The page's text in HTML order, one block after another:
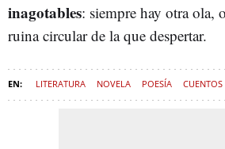
inagotables: siempre hay otra ola,
ruina circular de la que despertar.
LITERATURA NOVELA POESÍA CUENTOS